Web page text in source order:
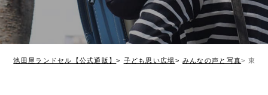
池田屋ランドセル【公式通販】 子ども思い広場 みんなの声と写真 東京